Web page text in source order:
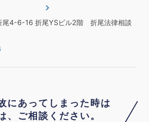
尾4-6-16 折尾YSビル2階 折尾法律相談
にあってしまった時は
、ご相談ください。